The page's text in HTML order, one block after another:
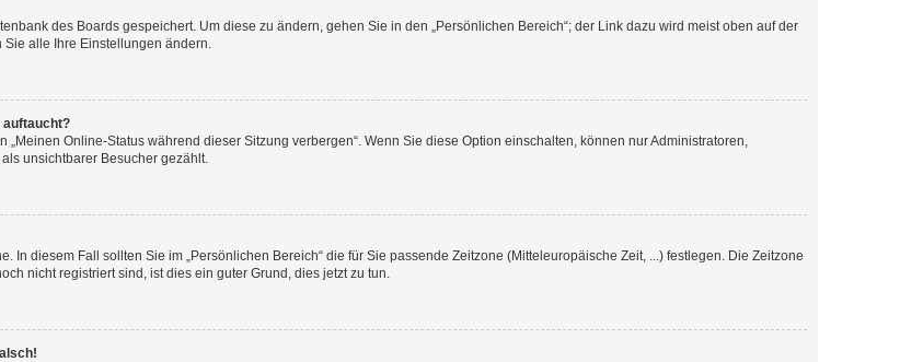
des Boards gespeichert. Um diese zu ändern, gehen Sie in den „Persönlichen Bereich“; der Link dazu wird meist oben auf der
alle Ihre Einstellungen ändern.
auftaucht?
Online-Status während dieser Sitzung verbergen“. Wenn Sie diese Option einschalten, können nur Administratoren,
unsichtbarer Besucher gezählt.
In diesem Fall sollten Sie im „Persönlichen Bereich“ die für Sie passende Zeitzone (Mitteleuropäische Zeit, ...) festlegen. Die Zeitzone
nicht registriert sind, ist dies ein guter Grund, dies jetzt zu tun.